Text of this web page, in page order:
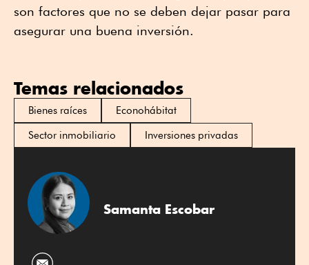
son factores que no se deben dejar pasar para
asegurar una buena inversión.
Temas relacionados
Bienes raíces
Econohábitat
Sector inmobiliario
Inversiones privadas
Samanta Escobar